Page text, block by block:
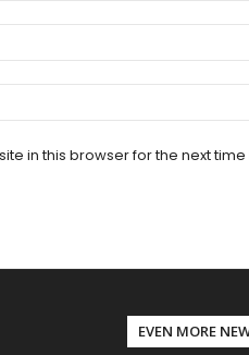
in this browser for the next
EVEN MORE